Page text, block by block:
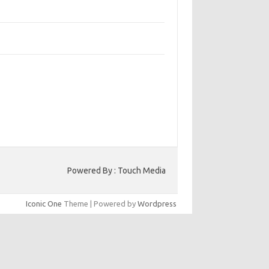
Powered By : Touch Media
Iconic One Theme | Powered by Wordpress